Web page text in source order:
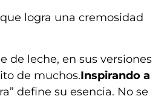
logra una cremosidad
de leche, en sus versiones
de muchos.Inspirando a
define su esencia. No se